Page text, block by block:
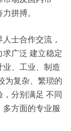
拼搏。
士合作交流，
广泛 建立稳定
业、工业、制造
为复杂、繁琐的
分别满足 不同
方面的专业服